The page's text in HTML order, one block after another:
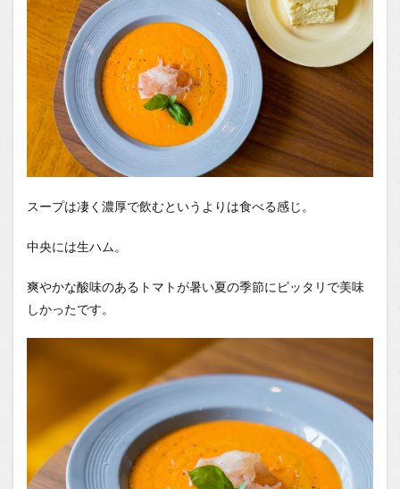
スープは凄く濃厚で飲むというよりは食べる感じ。
中央には生ハム。
爽やかな酸味のあるトマトが暑い夏の季節にピッタリで美味
しかったです。